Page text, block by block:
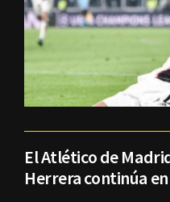
El Atlético de
Herrera continúa